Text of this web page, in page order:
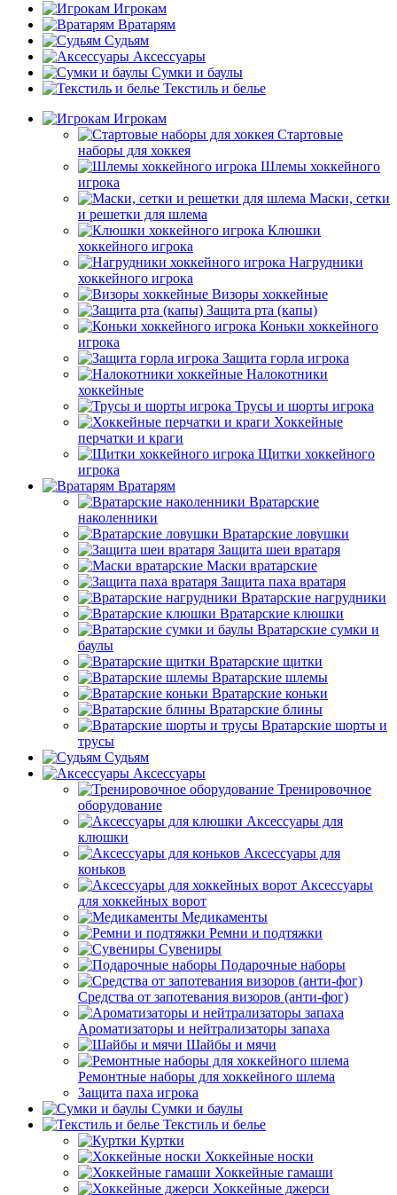
Игрокам
Вратарям
Судьям
Аксессуары
Сумки и баулы
Текстиль и белье
Игрокам
Стартовые
наборы для хоккея
Шлемы хоккейного
игрока
Маски, сетки
и решетки для шлема
Клюшки
хоккейного игрока
Нагрудники
хоккейного игрока
Визоры хоккейные
Защита рта (капы)
Коньки хоккейного
игрока
Защита горла игрока
Налокотники
хоккейные
Трусы и шорты игрока
Хоккейные
перчатки и краги
Щитки хоккейного
игрока
Вратарям
Вратарские
наколенники
Вратарские ловушки
Защита шеи вратаря
Маски вратарские
Защита паха вратаря
Вратарские нагрудники
Вратарские клюшки
Вратарские сумки и
баулы
Вратарские щитки
Вратарские шлемы
Вратарские коньки
Вратарские блины
Вратарские шорты и
трусы
Судьям
Аксессуары
Тренировочное
оборудование
Аксессуары для
клюшки
Аксессуары для
коньков
Аксессуары
для хоккейных ворот
Медикаменты
Ремни и подтяжки
Сувениры
Подарочные наборы
Средства от запотевания визоров (анти-фог)
Ароматизаторы и нейтрализаторы запаха
Шайбы и мячи
Ремонтные наборы для хоккейного шлема
Защита паха игрока
Сумки и баулы
Текстиль и белье
Куртки
Хоккейные носки
Хоккейные гамаши
Хоккейные джерси